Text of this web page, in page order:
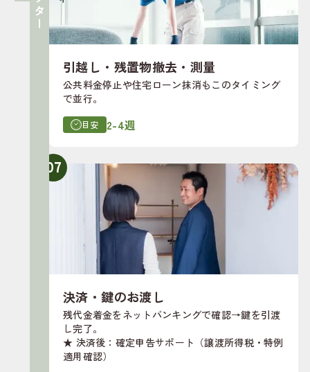
引越し・残置物撤去・測量
公共料金停止や住宅ローン抹消もこのタイミング
で並行。
目安 2-4週
07
決済・鍵のお渡し
残代金着金をネットバンキングで確認→鍵を引渡
し完了。
★ 決済後：確定申告サポート（譲渡所得税・特例
適用確認）